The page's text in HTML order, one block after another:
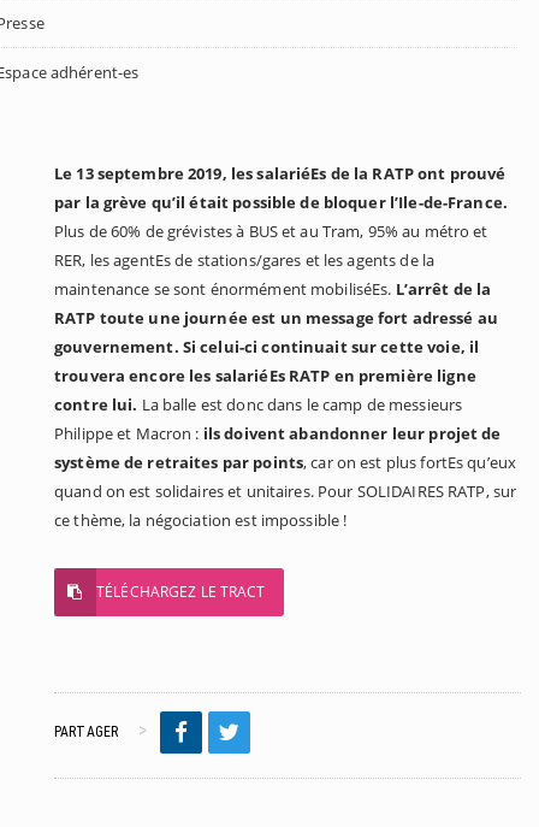
adhérent-es
Le 13 septembre 2019, les salariéEs de la RATP ont prouvé
par la grève qu’il était possible de bloquer l’Ile-de-France.
Plus de 60% de grévistes à BUS et au Tram, 95% au métro et
RER, les agentEs de stations/gares et les agents de la
maintenance se sont énormément mobiliséEs. L’arrêt de la
RATP toute une journée est un message fort adressé au
gouvernement. Si celui-ci continuait sur cette voie, il
trouvera encore les salariéEs RATP en première ligne
contre lui. La balle est donc dans le camp de messieurs
Philippe et Macron : ils doivent abandonner leur projet de
système de retraites par points, car on est plus fortEs qu’eux
quand on est solidaires et unitaires. Pour SOLIDAIRES RATP, sur
ce thème, la négociation est impossible !
TÉLÉCHARGEZ LE TRACT
PARTAGER